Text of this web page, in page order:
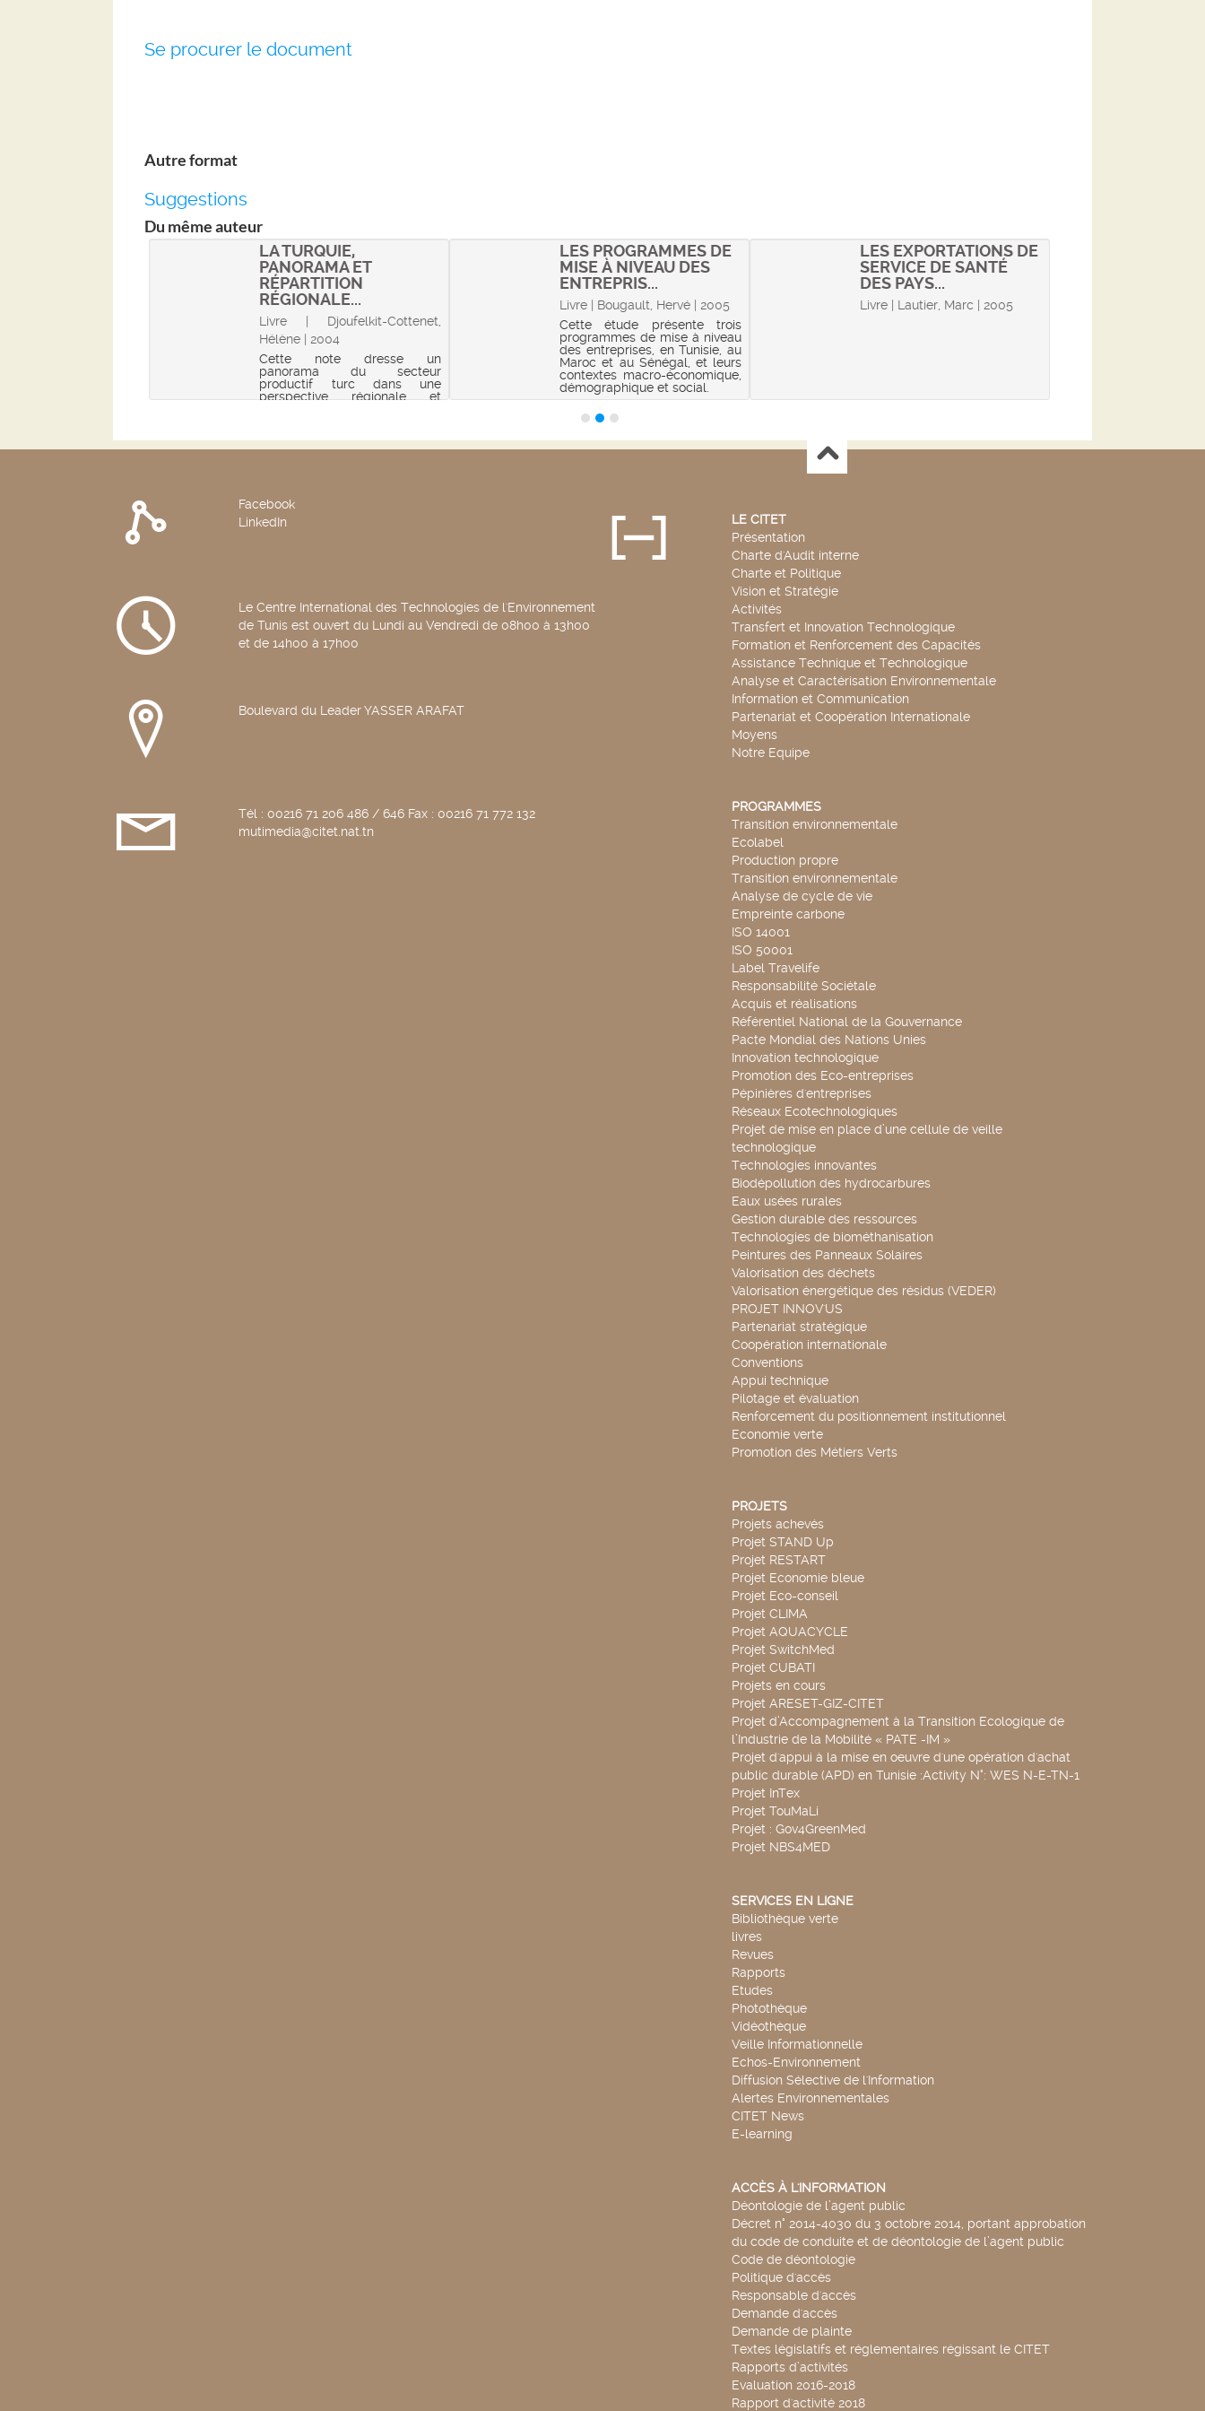
Se procurer le document
Autre format
Suggestions
Du même auteur
LES PROGRAMMES DE
MISE À NIVEAU DES
ENTREPRIS...
Livre | Bougault, Hervé | 2005
Cette étude présente trois
programmes de mise à niveau
des entreprises, en Tunisie, au
Maroc et au Sénégal, et leurs
contextes macro-économique,
démographique et social.
LES EXPORTATIONS DE
SERVICE DE SANTÉ
DES PAYS...
Livre | Lautier, Marc | 2005
LA TURQUIE,
PANORAMA ET
RÉPARTITION
RÉGIONALE...
Livre | Djoufelkit-Cottenet,
Hélène | 2004
Cette note dresse un
panorama du secteur
productif turc dans une
perspective régionale et
composé majoritairement de
Facebook
LinkedIn
Le Centre International des Technologies de l'Environnement
de Tunis est ouvert du Lundi au Vendredi de 08h00 à 13h00
et de 14h00 à 17h00
Boulevard du Leader YASSER ARAFAT
Tél : 00216 71 206 486 / 646 Fax : 00216 71 772 132
mutimedia@citet.nat.tn
LE CITET
Présentation
Charte d'Audit interne
Charte et Politique
Vision et Stratégie
Activités
Transfert et Innovation Technologique
Formation et Renforcement des Capacités
Assistance Technique et Technologique
Analyse et Caractérisation Environnementale
Information et Communication
Partenariat et Coopération Internationale
Moyens
Notre Equipe
PROGRAMMES
Transition environnementale
Ecolabel
Production propre
Transition environnementale
Analyse de cycle de vie
Empreinte carbone
ISO 14001
ISO 50001
Label Travelife
Responsabilité Sociétale
Acquis et réalisations
Référentiel National de la Gouvernance
Pacte Mondial des Nations Unies
Innovation technologique
Promotion des Eco-entreprises
Pépinières d'entreprises
Réseaux Ecotechnologiques
Projet de mise en place d’une cellule de veille
technologique
Technologies innovantes
Biodépollution des hydrocarbures
Eaux usées rurales
Gestion durable des ressources
Technologies de biométhanisation
Peintures des Panneaux Solaires
Valorisation des déchets
Valorisation énergétique des résidus (VEDER)
PROJET INNOV'US
Partenariat stratégique
Coopération internationale
Conventions
Appui technique
Pilotage et évaluation
Renforcement du positionnement institutionnel
Economie verte
Promotion des Métiers Verts
PROJETS
Projets achevés
Projet STAND Up
Projet RESTART
Projet Economie bleue
Projet Eco-conseil
Projet CLIMA
Projet AQUACYCLE
Projet SwitchMed
Projet CUBATI
Projets en cours
Projet ARESET-GIZ-CITET
Projet d’Accompagnement à la Transition Ecologique de
l’Industrie de la Mobilité « PATE -IM »
Projet d'appui à la mise en oeuvre d'une opération d'achat
public durable (APD) en Tunisie :Activity N°: WES N-E-TN-1
Projet InTex
Projet TouMaLi
Projet : Gov4GreenMed
Projet NBS4MED
SERVICES EN LIGNE
Bibliothèque verte
livres
Revues
Rapports
Etudes
Photothèque
Vidéothèque
Veille Informationnelle
Echos-Environnement
Diffusion Sélective de l'Information
Alertes Environnementales
CITET News
E-learning
ACCÈS À L'INFORMATION
Déontologie de l’agent public
Décret n° 2014-4030 du 3 octobre 2014, portant approbation
du code de conduite et de déontologie de l’agent public
Code de déontologie
Politique d'accès
Responsable d'accès
Demande d'accès
Demande de plainte
Textes législatifs et réglementaires régissant le CITET
Rapports d’activités
Evaluation 2016-2018
Rapport d'activité 2018